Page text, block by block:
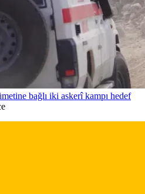
bağlı iki askerî kampı hedef